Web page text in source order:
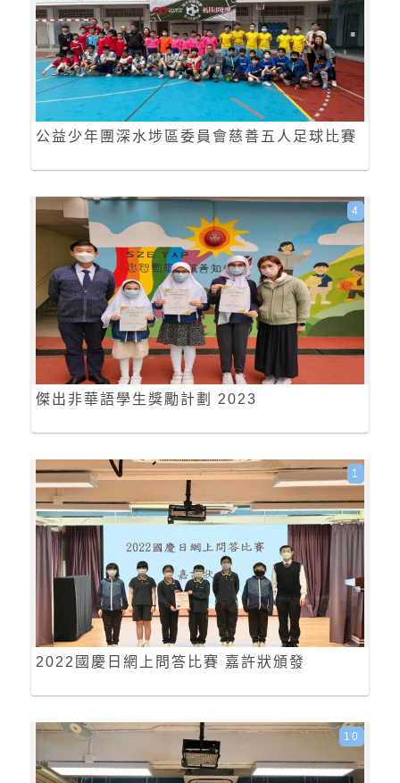
公益少年團深水埗區委員會慈善五人足球比賽
傑出非華語學生獎勵計劃 2023
4
2022國慶日網上問答比賽 嘉許狀頒發
1
10